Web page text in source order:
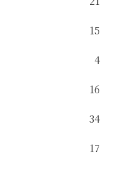
15
4
16
34
17